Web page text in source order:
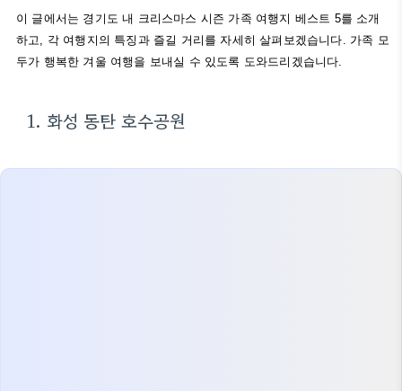
이 글에서는 경기도 내 크리스마스 시즌 가족 여행지 베스트 5를 소개
하고, 각 여행지의 특징과 즐길 거리를 자세히 살펴보겠습니다. 가족 모
두가 행복한 겨울 여행을 보내실 수 있도록 도와드리겠습니다.
1. 화성 동탄 호수공원